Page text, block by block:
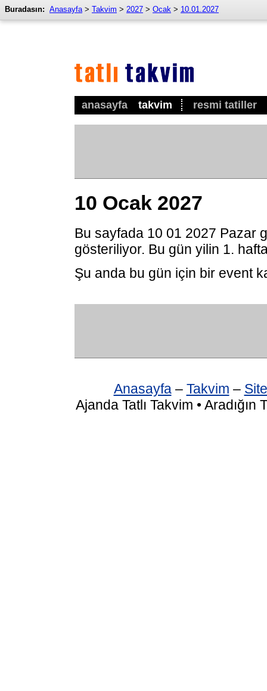
anasayfa takvim resmi tatiller
Buradasın: Anasayfa> Takvim > 2027 > Ocak > 10.01.2027
10 Ocak 2027
Bu sayfada 10 01 2027 Pazar
gösteriliyor. Bu gün yilin 1.
Şu anda bu gün için bir event
Anasayfa– Takvim –
Ajanda Tatlı Takvim •